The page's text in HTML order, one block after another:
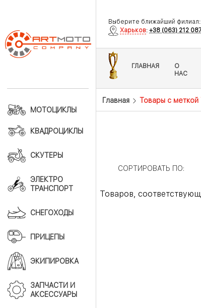
Выберите ближайший филиал:
Харьков: +38 (063) 212
ГЛАВНАЯ
О
НАС
МОТОЦИКЛЫ
КВАДРОЦИКЛЫ
СКУТЕРЫ
ЭЛЕКТРО
ТРАНСПОРТ
СНЕГОХОДЫ
ПРИЦЕПЫ
ЭКИПИРОВКА
ЗАПЧАСТИ И
АКСЕССУАРЫ
Главная Товары с меткой
СОРТИРОВАТЬ ПО:
Товаров,